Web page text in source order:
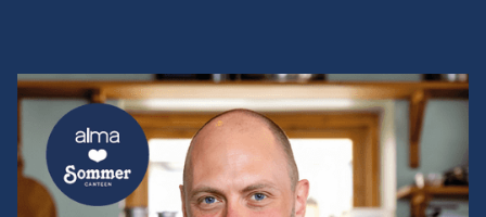
Jesper Gøtz fra Sommer Canteen
Linea fra Blue Plates
Lasse fra Grød